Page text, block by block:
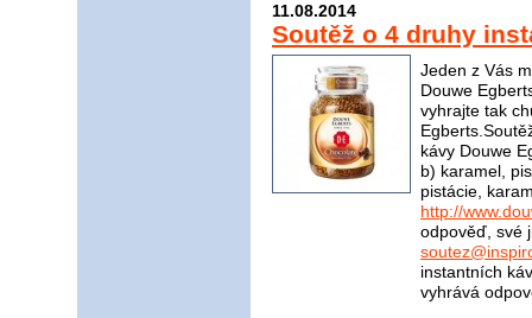
11.08.2014
Soutěž o 4 druhy
Jeden z Vás
Douwe
vyhrajte tak
kávy Douwe
b) karamel,
pistácie,
http://
odpověď, své
instantních
vyhrává